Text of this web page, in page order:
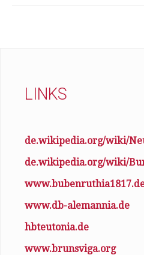
LINKS
de.wikipedia.org/wiki/
de.wikipedia.org/wiki/
www.db-alemannia.de
hbteutonia.de
www.brunsviga.org